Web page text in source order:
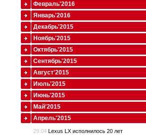
Февраль'2016
Январь'2016
Декабрь'2015
Ноябрь'2015
Октябрь'2015
Сентябрь'2015
Август'2015
Июль'2015
Июнь'2015
Май'2015
Апрель'2015
29.04 Lexus LX исполнилось 20 лет